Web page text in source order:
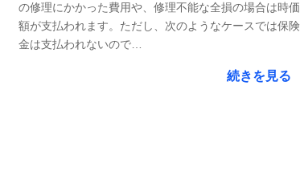
の修理にかかった費用や、修理不能な全損の場合は時価
額が支払われます。ただし、次のようなケースでは保険
金は支払われないので…
続きを見る